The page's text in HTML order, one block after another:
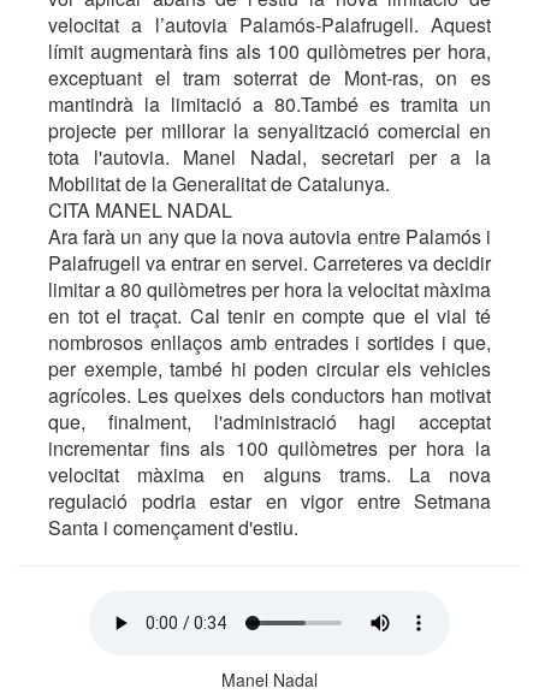
velocitat a l’autovia Palamós-Palafrugell. Aquest
límit augmentarà fins als 100 quilòmetres per hora,
exceptuant el tram soterrat de Mont-ras, on es
mantindrà la limitació a 80.També es tramita un
projecte per millorar la senyalització comercial en
tota l'autovia. Manel Nadal, secretari per a la
Mobilitat de la Generalitat de Catalunya.
CITA MANEL NADAL
Ara farà un any que la nova autovia entre Palamós i
Palafrugell va entrar en servei. Carreteres va decidir
limitar a 80 quilòmetres per hora la velocitat màxima
en tot el traçat. Cal tenir en compte que el vial té
nombrosos enllaços amb entrades i sortides i que,
per exemple, també hi poden circular els vehicles
agrícoles. Les queixes dels conductors han motivat
que, finalment, l'administració hagi acceptat
incrementar fins als 100 quilòmetres per hora la
velocitat màxima en alguns trams. La nova
regulació podria estar en vigor entre Setmana
Santa i començament d'estiu.
Manel Nadal